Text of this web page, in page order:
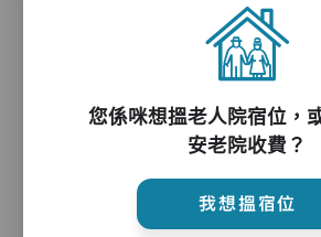
主管,助理員,護理員,保健員,護
護理評估、執藥、核派藥、量度生
您係咪想搵老人院宿位，
安老院收費？
我想搵宿位